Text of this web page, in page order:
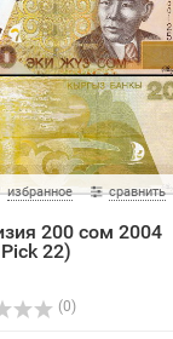
избранное сравнить
200 сом 2004
22)
(0)